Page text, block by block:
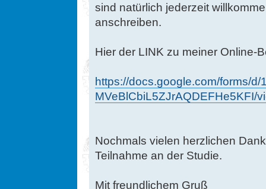
sind natürlich jederzeit
anschreiben.
Hier der LINK zu meiner Online-
https://docs.google.com/forms/
MVeBlCbiL5ZJrAQDEFHe5KFI/
Nochmals vielen herzlichen
Teilnahme an der Studie.
Mit freundlichem Gruß